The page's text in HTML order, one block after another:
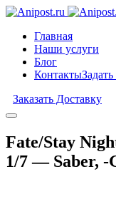
Главная
Наши услуги
Блог
Контакты
Заказать Доставку
Fate/Stay
1/7 — Saber, -